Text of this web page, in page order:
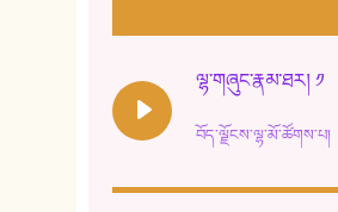
ལྷ་གཞུང་རྣམ་ཐར། ༡
བོད་ལྗོངས་ལྷ་མོ་ཚོགས་པ།